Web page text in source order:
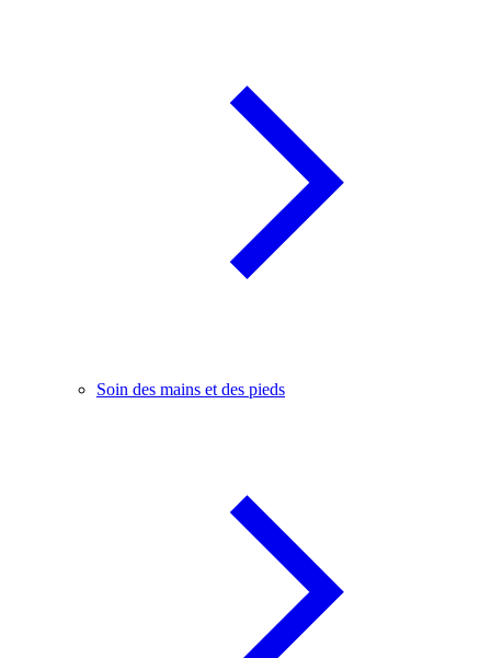
Soin des mains et des pieds